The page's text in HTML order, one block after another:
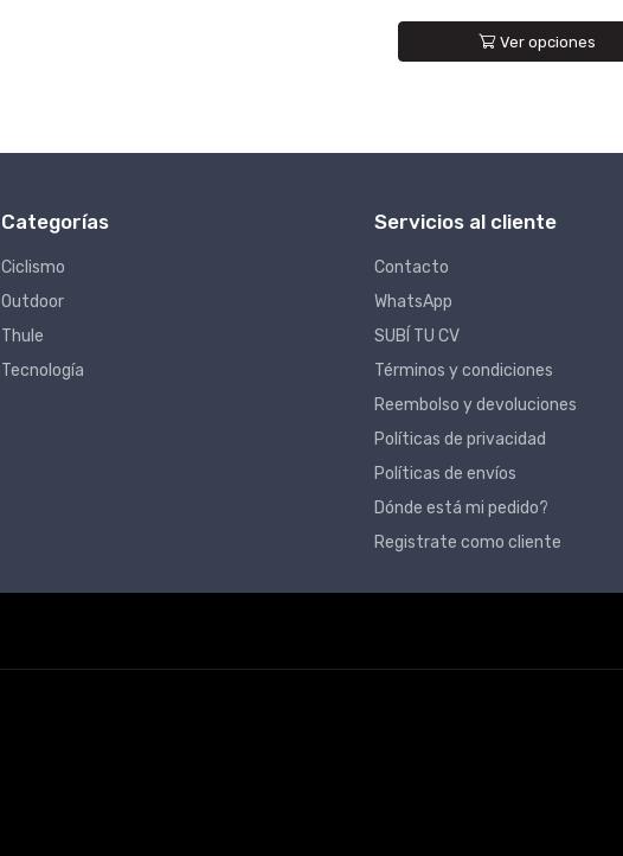
Ver opciones
Categorías
Ciclismo
Outdoor
Thule
Tecnología
Servicios al cliente
Contacto
WhatsApp
SUBÍ TU CV
Términos y condiciones
Reembolso y devoluciones
Políticas de privacidad
Políticas de envíos
Dónde está mi pedido?
Registrate como cliente